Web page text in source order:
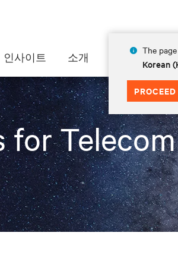
The
Korean
PROCEED
인사이트 소개
Telecom